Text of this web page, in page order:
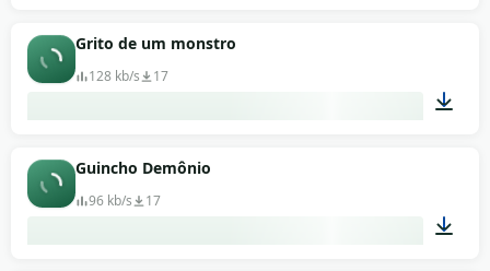
Grito de um monstro
128 kb/s 17
Guincho Demônio
96 kb/s 17